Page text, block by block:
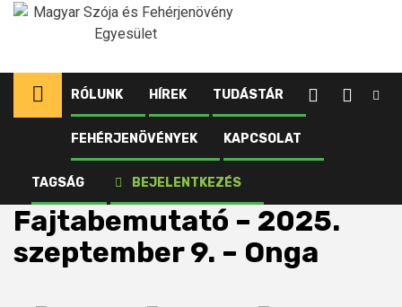
Ugrás
RÓLUNK HÍREK TUDÁSTÁR
FEHÉRJENÖVÉNYEK KAPCSOLAT
TAGSÁG BEJELENTKEZÉS
Kezdőlap RoadShow
Média
Fajtabemutató – 2025.
szeptember 9. – Onga